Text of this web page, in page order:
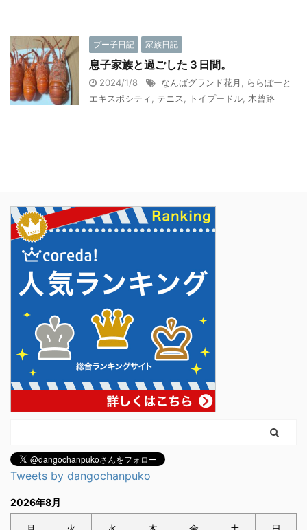
プー子日記 家族日記
息子家族と過ごした３日間。
2024/1/8 なんばグランド花月
ららぽーと
エキスポシティ
テニス トイプードル 木曾路
Tweets by dangochanpuko
2026年8月